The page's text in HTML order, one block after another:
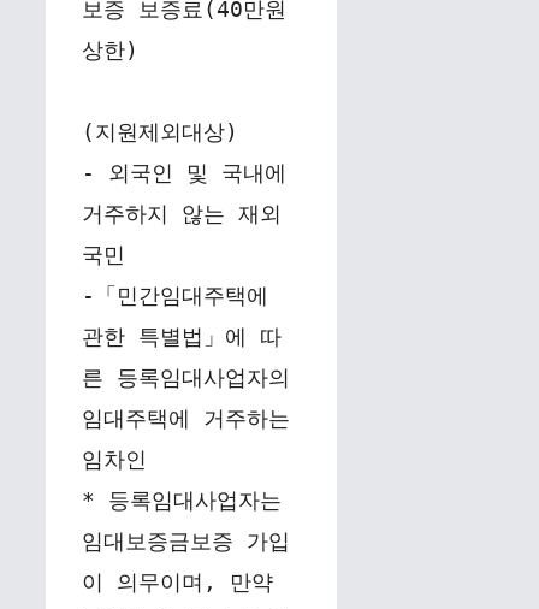
보증 보증료(40만원
상한)
(지원제외대상)
- 외국인 및 국내에
거주하지 않는 재외
국민
-「민간임대주택에
관한 특별법」에 따
른 등록임대사업자의
임대주택에 거주하는
임차인
* 등록임대사업자는
임대보증금보증 가입
이 의무이며, 만약